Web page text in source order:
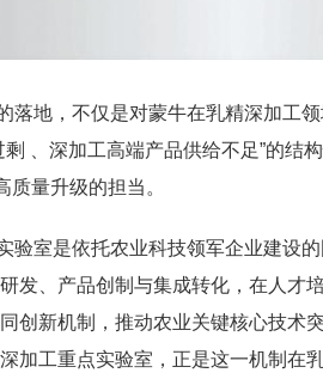
落地，不仅是对蒙牛在乳精深加工
剩 、深加工高端产品供给不足”的结
质量升级的担当。
验室是依托农业科技领军企业建设
发、产品创制与集成转化，在人才
创新机制，推动农业关键核心技术
加工重点实验室，正是这一机制在